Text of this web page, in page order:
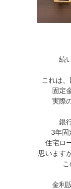
続
これは
固定
実際
銀
3年固
住宅ロ
思います
金利